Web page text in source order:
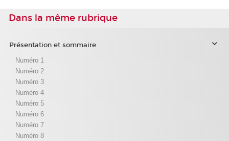
Dans la même rubrique
Présentation et sommaire
Numéro 1
Numéro 2
Numéro 3
Numéro 4
Numéro 5
Numéro 6
Numéro 7
Numéro 8